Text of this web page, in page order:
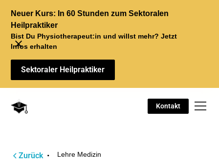
Neuer Kurs: In 60 Stunden zum Sektoralen
Heilpraktiker
Bist Du Physiotherapeut:in und willst mehr? Jetzt
Infos erhalten
Sektoraler Heilpraktiker
Kontakt
Zurück • Lehre Medizin